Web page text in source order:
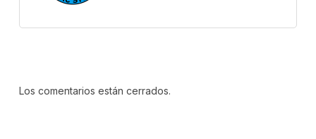
Los comentarios están cerrados.